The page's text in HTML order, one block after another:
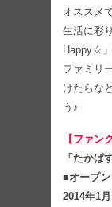
オススメ
生活に彩
Happy☆
ファミリ
けたらな
う♪
【ファン
「たかぱ
■オープン
2014年1